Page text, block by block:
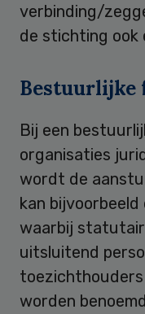
verbinding/
de stichting ook
Bestuurlijke
Bij een
organisaties
wordt de
kan bijvoorbeeld
waarbij
uitsluitend
worden